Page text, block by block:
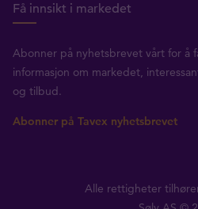
Få innsikt i markedet
Abonner på nyhetsbrevet vårt for å
informasjon om markedet,
og tilbud.
Abonner på Tavex nyhetsbrevet
Alle rettigheter